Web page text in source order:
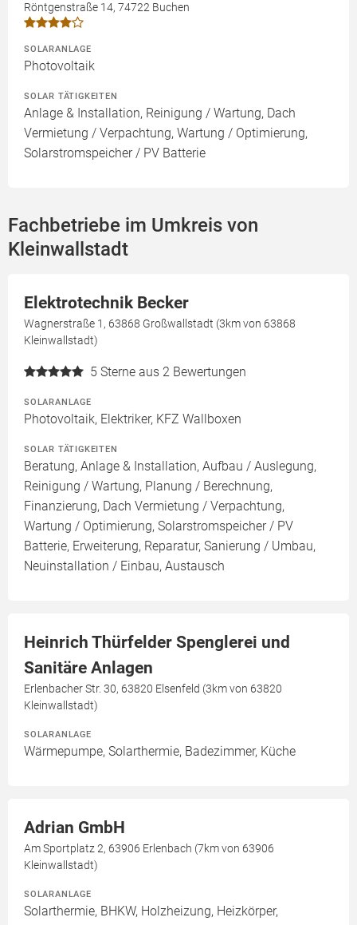
Röntgenstraße 14, 74722 Buchen
SOLARANLAGE
Photovoltaik
SOLAR TÄTIGKEITEN
Anlage & Installation, Reinigung / Wartung, Dach
Vermietung / Verpachtung, Wartung / Optimierung,
Solarstromspeicher / PV Batterie
Fachbetriebe im Umkreis von
Kleinwallstadt
Elektrotechnik Becker
Wagnerstraße 1, 63868 Großwallstadt (3km von 63868
Kleinwallstadt)
5 Sterne aus 2 Bewertungen
SOLARANLAGE
Photovoltaik, Elektriker, KFZ Wallboxen
SOLAR TÄTIGKEITEN
Beratung, Anlage & Installation, Aufbau / Auslegung,
Reinigung / Wartung, Planung / Berechnung,
Finanzierung, Dach Vermietung / Verpachtung,
Wartung / Optimierung, Solarstromspeicher / PV
Batterie, Erweiterung, Reparatur, Sanierung / Umbau,
Neuinstallation / Einbau, Austausch
Heinrich Thürfelder Spenglerei und
Sanitäre Anlagen
Erlenbacher Str. 30, 63820 Elsenfeld (3km von 63820
Kleinwallstadt)
SOLARANLAGE
Wärmepumpe, Solarthermie, Badezimmer, Küche
Adrian GmbH
Am Sportplatz 2, 63906 Erlenbach (7km von 63906
Kleinwallstadt)
SOLARANLAGE
Solarthermie, BHKW, Holzheizung, Heizkörper,